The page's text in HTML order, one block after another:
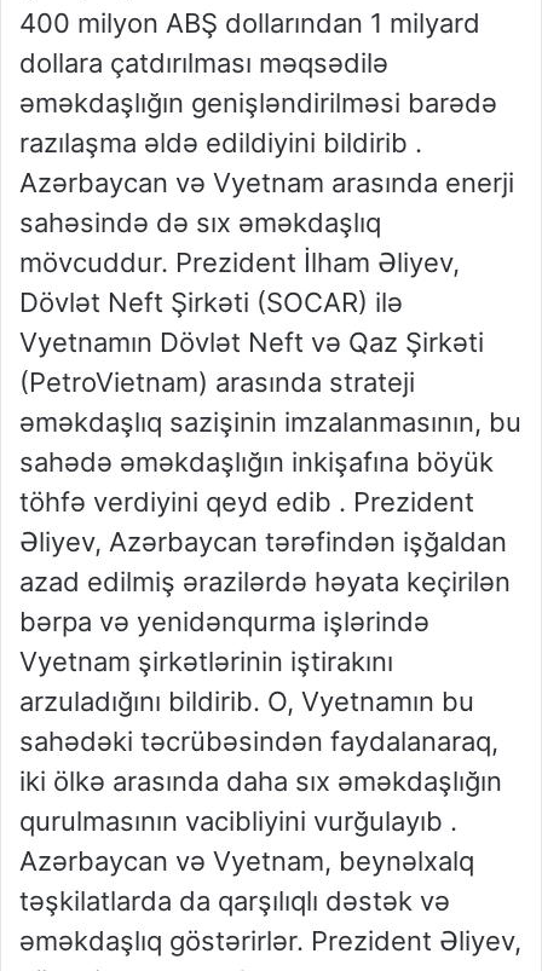
400 milyon ABŞ dollarından 1 milyard
dollara çatdırılması məqsədilə
əməkdaşlığın genişləndirilməsi barədə
razılaşma əldə edildiyini bildirib .
Azərbaycan və Vyetnam arasında enerji
sahəsində də sıx əməkdaşlıq
mövcuddur. Prezident İlham Əliyev,
Dövlət Neft Şirkəti (SOCAR) ilə
Vyetnamın Dövlət Neft və Qaz Şirkəti
(PetroVietnam) arasında strateji
əməkdaşlıq sazişinin imzalanmasının, bu
sahədə əməkdaşlığın inkişafına böyük
töhfə verdiyini qeyd edib . Prezident
Əliyev, Azərbaycan tərəfindən işğaldan
azad edilmiş ərazilərdə həyata keçirilən
bərpa və yenidənqurma işlərində
Vyetnam şirkətlərinin iştirakını
arzuladığını bildirib. O, Vyetnamın bu
sahədəki təcrübəsindən faydalanaraq,
iki ölkə arasında daha sıx əməkdaşlığın
qurulmasının vacibliyini vurğulayıb .
Azərbaycan və Vyetnam, beynəlxalq
təşkilatlarda da qarşılıqlı dəstək və
əməkdaşlıq göstərirlər. Prezident Əliyev,